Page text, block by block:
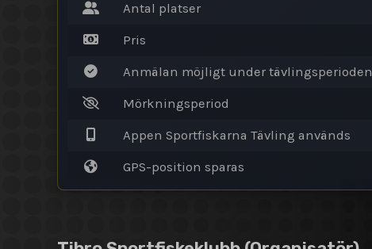
Antal platser
Pris
Anmälan möjligt under tävlingsperioden
Mörkningsperiod
Appen Sportfiskarna Tävling används
GPS-position sparas